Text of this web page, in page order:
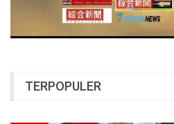
TERPOPULER